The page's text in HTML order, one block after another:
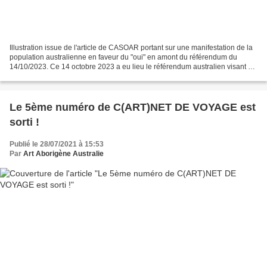
Illustration issue de l'article de CASOAR portant sur une manifestation de la
population australienne en faveur du "oui" en amont du référendum du
14/10/2023. Ce 14 octobre 2023 a eu lieu le référendum australien visant à
Le 5ème numéro de C(ART)NET DE VOYAGE est
sorti !
Publié le 28/07/2021 à 15:53
Par Art Aborigène Australie